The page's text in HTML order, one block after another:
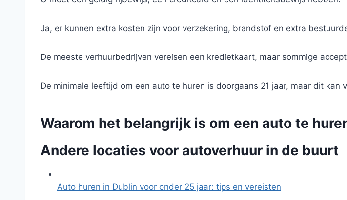
Ja, er kunnen extra kosten zijn voor verzekering, brandstof en extra
De meeste verhuurbedrijven vereisen een kredietkaart, maar sommige
De minimale leeftijd om een auto te huren is doorgaans 21 jaar, maar dit kan
Waarom het belangrijk is om een auto te
Andere locaties voor autoverhuur in de buurt
Auto huren in Dublin voor onder 25 jaar: tips en vereisten